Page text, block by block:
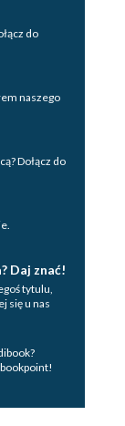
do
naszego
Dołącz do
Daj znać!
tytulu,
się u nas